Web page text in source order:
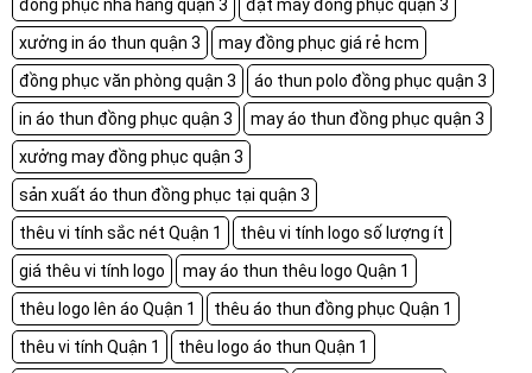
đồng phục nhà hàng quận 3
đặt may đồng phục quận 3
xưởng in áo thun quận 3
may đồng phục giá rẻ hcm
đồng phục văn phòng quận 3
áo thun polo đồng phục quận 3
in áo thun đồng phục quận 3
may áo thun đồng phục quận 3
xưởng may đồng phục quận 3
sản xuất áo thun đồng phục tại quận 3
thêu vi tính sắc nét Quận 1
thêu vi tính logo số lượng ít
giá thêu vi tính logo
may áo thun thêu logo Quận 1
thêu logo lên áo Quận 1
thêu áo thun đồng phục Quận 1
thêu vi tính Quận 1
thêu logo áo thun Quận 1